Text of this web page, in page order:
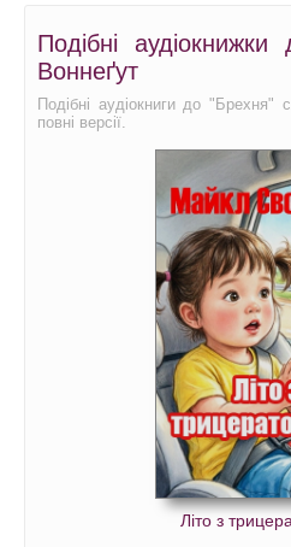
Подібні
Воннеґут
Подібні аудіокниги до "Брехня"
повні версії.
Літо з